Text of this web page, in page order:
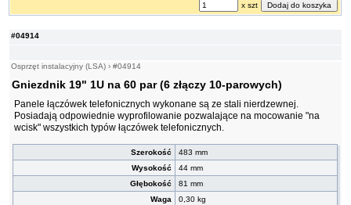
#04914
Osprzęt instalacyjny (LSA) ›#04914
Gniezdnik 19" 1U na 60 par (6 złączy 10-parowych)
Panele łączówek telefonicznych wykonane są ze stali nierdzewnej.
Posiadają odpowiednie wyprofilowanie pozwalające na mocowanie "na
wcisk" wszystkich typów łączówek telefonicznych.
Szerokość
483 mm
Wysokość
44 mm
Głębokość
81 mm
Waga
0,30 kg
x szt